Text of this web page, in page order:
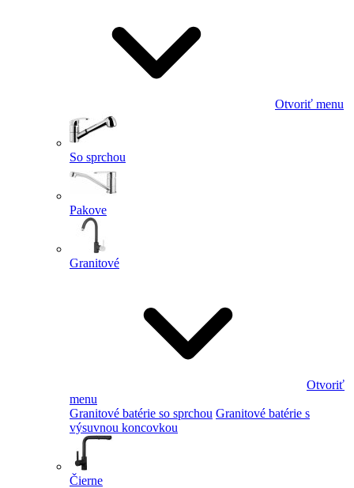
Otvoriť menu
So sprchou
Pakove
Granitové
Otvoriť
menu
Granitové batérie so sprchou Granitové batérie s
výsuvnou koncovkou
Čierne